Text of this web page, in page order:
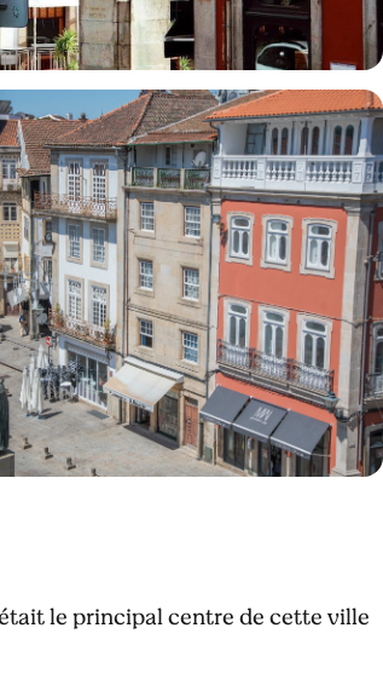
le principal centre de cette ville